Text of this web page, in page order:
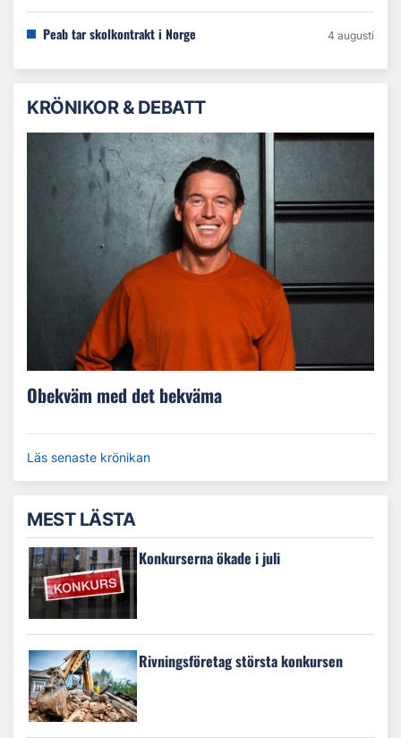
Peab tar skolkontrakt i Norge 4 augusti
KRÖNIKOR & DEBATT
Obekväm med det bekväma
Läs senaste krönikan
MEST LÄSTA
Konkurserna ökade i juli
Rivningsföretag största konkursen